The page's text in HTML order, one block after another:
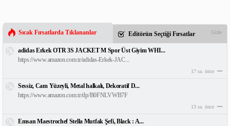
Sıcak Fırsatlarda Tıklananlar Editörün Seçtiği Fırsatlar Gizle
adidas Erkek OTR 3S JACKET M Spor Üst Giyim WHI...
https://www.amazon.com.tr/adidas-Erkek-JAC...
17 sa. önce
Sessiz, Cam Yüzeyli, Metal halkalı, Dekoratif D...
https://www.amazon.com.tr/dp/B0FNLVWB7F
13 sa. önce
Emsan Maestrochef Stella Mutfak Şefi, Black : A...